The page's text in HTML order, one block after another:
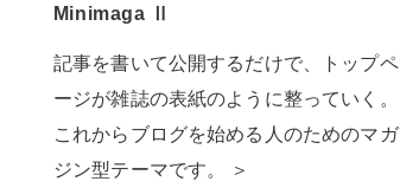
Minimaga Ⅱ
記事を書いて公開するだけで、トップペ
ージが雑誌の表紙のように整っていく。
これからブログを始める人のためのマガ
ジン型テーマです。 ＞